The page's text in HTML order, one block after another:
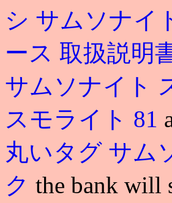
シ サムソナイ
ース 取扱説明
サムソナイト
スモライト 81
丸いタグ サム
ク the bank will